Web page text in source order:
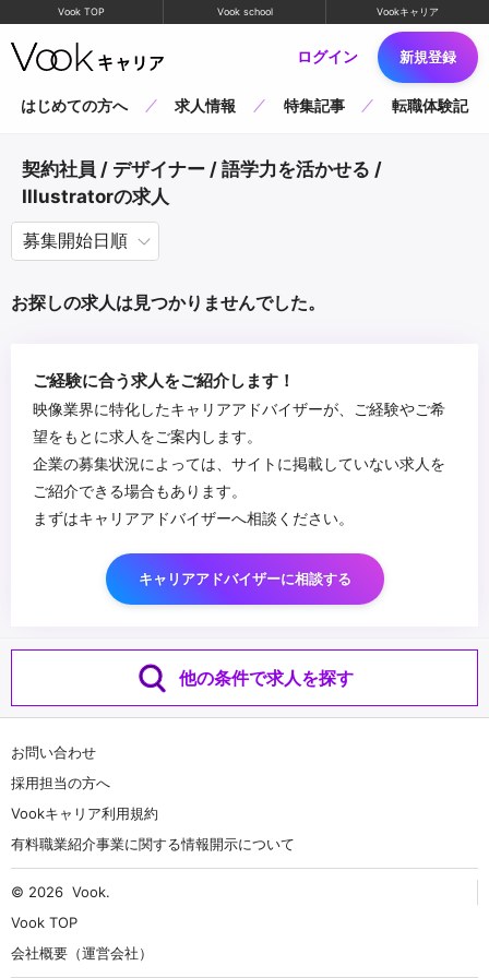
Vook TOP Vook school Vookキャリア
ログイン 新規登録
はじめての方へ 求人情報 特集記事 転職体験記
契約社員 / デザイナー / 語学力を活かせる /
Illustratorの求人
お探しの求人は見つかりませんでした。
ご経験に合う求人をご紹介します！
映像業界に特化したキャリアアドバイザーが、ご経験やご希
望をもとに求人をご案内します。
企業の募集状況によっては、サイトに掲載していない求人を
ご紹介できる場合もあります。
まずはキャリアアドバイザーへ相談ください。
キャリアアドバイザーに相談する
他の条件で求人を探す
お問い合わせ
採用担当の方へ
Vookキャリア利用規約
有料職業紹介事業に関する情報開示について
© 2026 Vook.
Vook TOP
会社概要（運営会社）